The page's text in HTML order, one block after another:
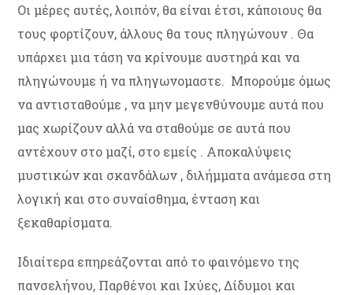
Οι μέρες αυτές, λοιπόν, θα είναι έτσι, κάποιους θα
τους φορτίζουν, άλλους θα τους πληγώνουν . Θα
υπάρχει μια τάση να κρίνουμε αυστηρά και να
πληγώνουμε ή να πληγωνομαστε. Μπορούμε όμως
να αντισταθούμε , να μην μεγενθύνουμε αυτά που
μας χωρίζουν αλλά να σταθούμε σε αυτά που
αντέχουν στο μαζί, στο εμείς . Αποκαλύψεις
μυστικών και σκανδάλων , διλήμματα ανάμεσα στη
λογική και στο συναίσθημα, ένταση και
ξεκαθαρίσματα.
Ιδιαίτερα επηρεάζονται από το φαινόμενο της
πανσελήνου, Παρθένοι και Ιχύες, Δίδυμοι και